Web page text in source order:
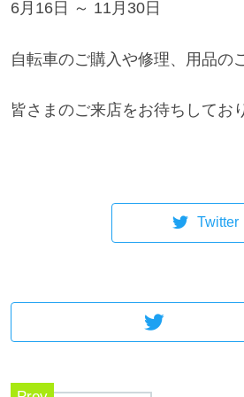
6月16日 ～ 11月30日
自転車のご購入や修理、用品の
皆さまのご来店をお待ちしてお
Twitter